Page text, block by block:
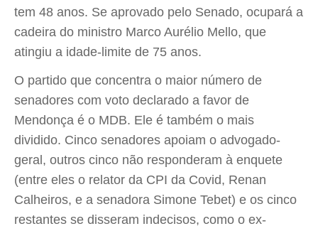
tem 48 anos. Se aprovado pelo Senado, ocupará a
cadeira do ministro Marco Aurélio Mello, que
atingiu a idade-limite de 75 anos.
O partido que concentra o maior número de
senadores com voto declarado a favor de
Mendonça é o MDB. Ele é também o mais
dividido. Cinco senadores apoiam o advogado-
geral, outros cinco não responderam à enquete
(entre eles o relator da CPI da Covid, Renan
Calheiros, e a senadora Simone Tebet) e os cinco
restantes se disseram indecisos, como o ex-